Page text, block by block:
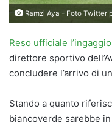
Ramzi Aya - Foto Twitter
Reso ufficiale
direttore sportivo
concludere l’arrivo di
Stando a quanto
biancoverde sarebbe